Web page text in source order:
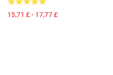
15,71 £ - 17,77 £